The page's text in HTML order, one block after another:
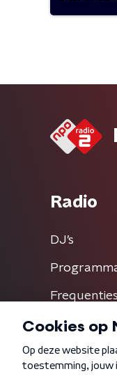
Radio
DJ’s
Frequenties
Algemene